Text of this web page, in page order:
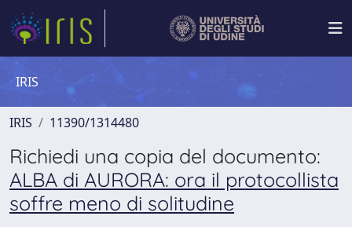
IRIS
IRIS 11390/1314480
Richiedi una copia del documento:
ALBA di AURORA: ora il protocollista
soffre meno di solitudine